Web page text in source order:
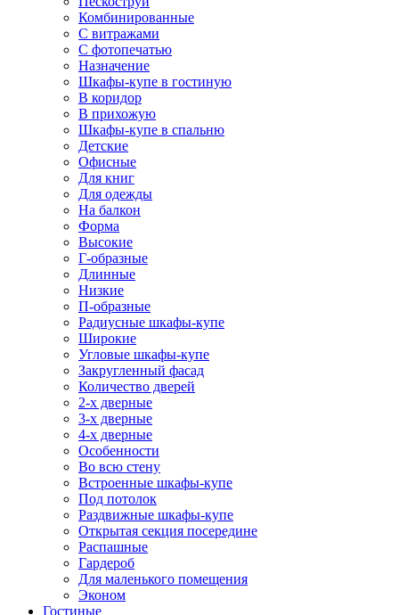
Комбинированные
С витражами
С фотопечатью
Назначение
Шкафы-купе в гостиную
В коридор
В прихожую
Шкафы-купе в спальню
Детские
Офисные
Для книг
Для одежды
На балкон
Форма
Высокие
Г-образные
Длинные
Низкие
П-образные
Радиусные шкафы-купе
Широкие
Угловые шкафы-купе
Закругленный фасад
Количество дверей
2-х дверные
3-х дверные
4-х дверные
Особенности
Во всю стену
Встроенные шкафы-купе
Под потолок
Раздвижные шкафы-купе
Открытая секция посередине
Распашные
Гардероб
Для маленького помещения
Эконом
Гостиные